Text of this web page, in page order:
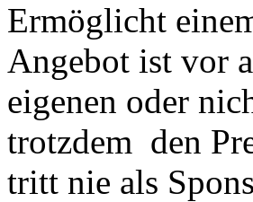
Ermöglicht
Angebot ist vor
eigenen oder
trotzdem den
tritt nie als